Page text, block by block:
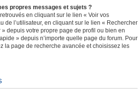
propres messages et sujets ?
en cliquant sur le lien « Voir vos
de l’utilisateur, en cliquant sur le lien « Rechercher
» depuis votre propre page de profil ou bien en
» depuis n’importe quelle page du forum. Pour
la page de recherche avancée et choisissez les